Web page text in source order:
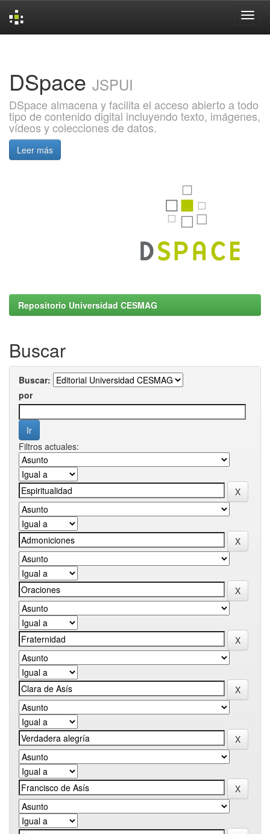
DSpace JSPUI
DSpace almacena y facilita el acceso abierto a todo
tipo de contenido digital incluyendo texto, imágenes,
vídeos y colecciones de datos.
Leer más
Repositorio Universidad CESMAG
Buscar
Buscar:
por
Filtros actuales: